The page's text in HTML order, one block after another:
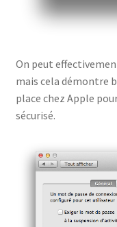
On peut
mais cela démontre
place chez Apple
sécurisé.